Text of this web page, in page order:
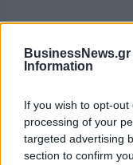
BusinessNews.gr
Information
If you wish to opt-
processing of your
targeted advertising
section to confirm
Λονδίνο και Παρίσι
καταρτίζουν σχέδιο
μεταφορές